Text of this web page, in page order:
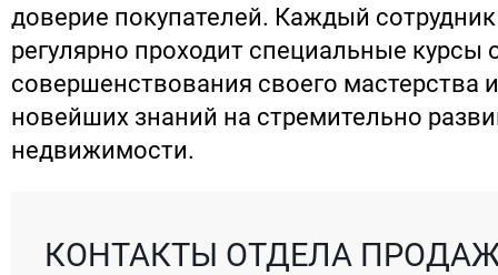
доверие покупателей. Каждый
регулярно проходит специальные курсы
совершенствования своего мастерства
новейших знаний на стремительно
недвижимости.
КОНТАКТЫ ОТДЕЛА